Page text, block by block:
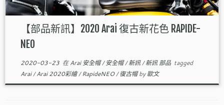
【部品新訊】2020 Arai 復古新花色 RAPIDE-
NEO
2020-03-23在Arai 安全帽/安全帽/新訊/新訊 部品 tagged
Arai/Arai 2020彩繪/RapideNEO/復古帽by歐文